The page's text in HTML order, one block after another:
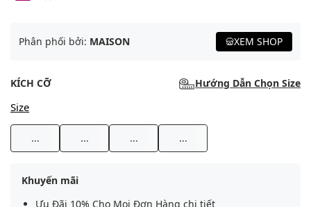
Phân phối bởi: MAISON XEM SHOP
KÍCH CỠ Hướng Dẫn Chọn Size
Size
... ... ... ...
Khuyến mãi
Ưu Đãi 10% Cho Mọi Đơn Hàng chi tiết